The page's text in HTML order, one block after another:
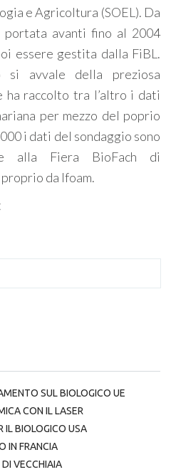
e Agricoltura (SOEL). Da
portata avanti fino al 2004
essere gestita dalla FiBL.
avvale della preziosa
ha raccolto tra l’altro i dati
per mezzo del poprio
i dati del sondaggio sono
alla Fiera BioFach di
da Ifoam.
SUL BIOLOGICO UE
CON IL LASER
IL BIOLOGICO USA
IN FRANCIA
VECCHIAIA